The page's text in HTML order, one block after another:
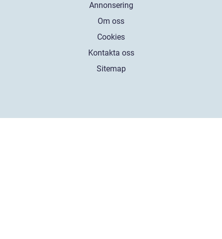
Annonsering
Om oss
Cookies
Kontakta oss
Sitemap